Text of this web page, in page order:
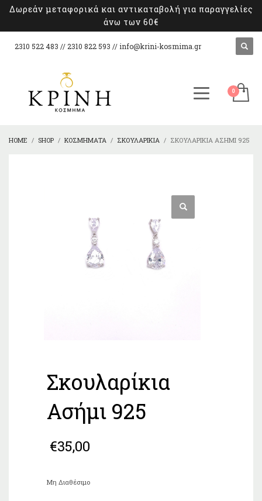
Δωρεάν μεταφορικά και αντικαταβολή για παραγγελίες
άνω των 60€
2310 522 483 // 2310 822 593 // info@krini-kosmima.gr
HOME SHOP ΚΟΣΜΉΜΑΤΑ ΣΚΟΥΛΑΡΊΚΙΑ ΣΚΟΥΛΑΡΊΚΙΑ ΑΣΉΜΙ 925
Σκουλαρίκια
Ασήμι 925
€35,00
Μη Διαθέσιμο